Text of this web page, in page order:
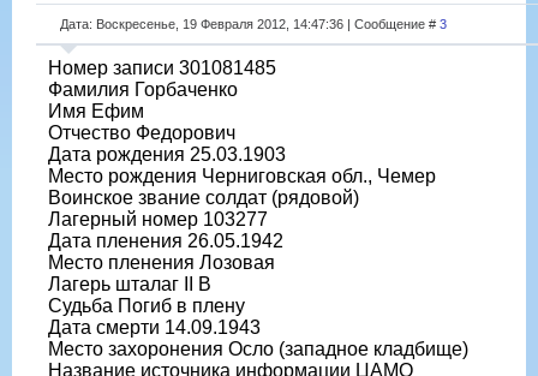
Дата: Воскресенье, 19 Февраля 2012, 14:47:36 | Сообщение # 3
Номер записи 301081485
Фамилия Горбаченко
Имя Ефим
Отчество Федорович
Дата рождения 25.03.1903
Место рождения Черниговская обл., Чемер
Воинское звание солдат (рядовой)
Лагерный номер 103277
Дата пленения 26.05.1942
Место пленения Лозовая
Лагерь шталаг II B
Судьба Погиб в плену
Дата смерти 14.09.1943
Место захоронения Осло (западное кладбище)
Название источника информации ЦАМО